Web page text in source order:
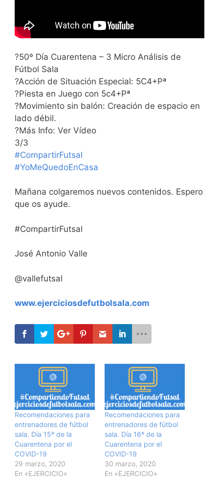
?50º Día Cuarentena – 3 Micro Análisis de
Fútbol Sala
?Acción de Situación Especial: 5C4+Pª
?Piesta en Juego con 5c4+Pª
?Movimiento sin balón: Creación de espacio en
lado débil.
?Más Info: Ver Vídeo
3/3
#CompartirFutsal
#YoMeQuedoEnCasa
Mañana colgaremos nuevos contenidos. Espero
que os ayude.
#CompartirFutsal
José Antonio Valle
@vallefutsal
www.ejerciciosdefutbolsala.com
Recomendaciones para
entrenadores de fútbol
sala. Día 15º de la
Cuarentena por el
COVID-19
29 marzo, 2020
En «EJERCICIO»
Recomendaciones para
entrenadores de fútbol
sala. Día 16º de la
Cuarentena por el
COVID-19
30 marzo, 2020
En «EJERCICIO»